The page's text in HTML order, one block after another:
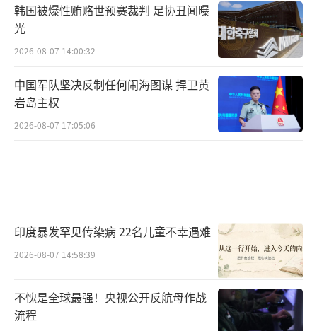
韩国被爆性贿赂世预赛裁判 足协丑闻曝
光
2026-08-07 14:00:32
中国军队坚决反制任何闹海图谋 捍卫黄
岩岛主权
2026-08-07 17:05:06
印度暴发罕见传染病 22名儿童不幸遇难
2026-08-07 14:58:39
不愧是全球最强！央视公开反航母作战
流程